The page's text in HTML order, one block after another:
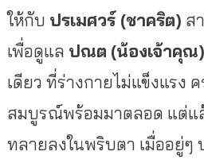
ให้กับ ปรเมศวร์ (ชาคริต) ส
เพื่อดูแล ปณต (น้องเจ้าคุณ)
เดียว ที่ร่างกายไม่แข็งแรง
สมบูรณ์พร้อมมาตลอด แต่แ
ทลายลงในพริบตา เมื่ออยู่ๆ